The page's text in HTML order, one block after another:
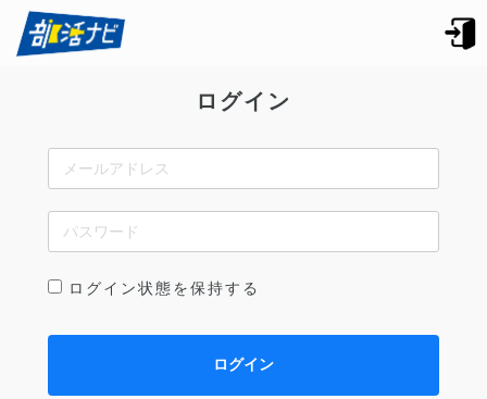
ログイン
ログイン状態を保持する